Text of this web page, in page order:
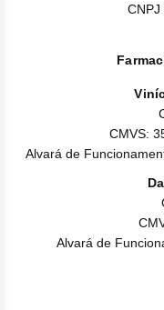
CMVS:
Alvará de
Alvará de